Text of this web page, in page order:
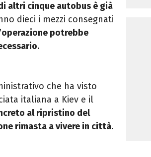
altri cinque autobus è già
dieci i mezzi consegnati
potrebbe
che ha visto
italiana a Kiev e il
al ripristino del
rimasta a vivere in città.